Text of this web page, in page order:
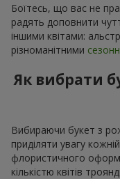
Боїтесь, що вас не
радять доповнити
іншими квітами:
різноманітними
Як вибрати
Вибираючи букет з
приділяти увагу
флористичного
кількістю квітів